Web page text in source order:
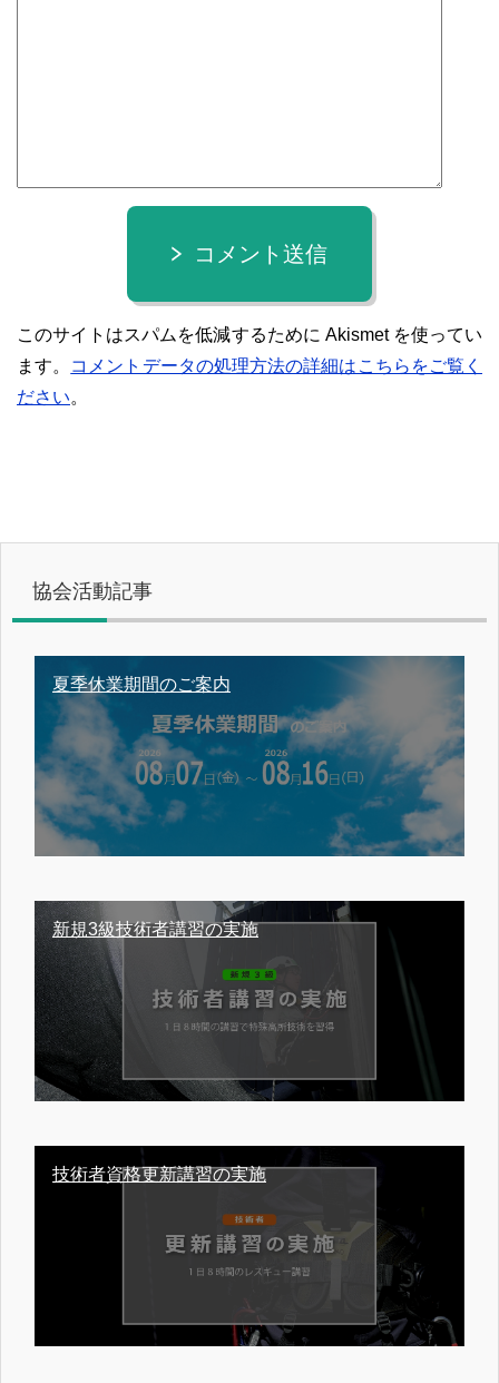
コメント送信
このサイトはスパムを低減するために Akismet を使ってい
ます。
コメントデータの処理方法の詳細はこちらをご覧く
ださい。
協会活動記事
夏季休業期間のご案内
新規3級技術者講習の実施
技術者資格更新講習の実施